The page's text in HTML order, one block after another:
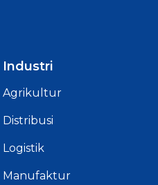
Industri
Agrikultur
Distribusi
Logistik
Manufaktur